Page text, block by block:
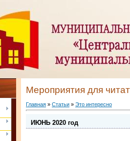
Мероприятия для
Главная » Статьи » Это интересно
ИЮНЬ 2020 год